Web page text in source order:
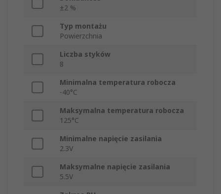
±2 %
Typ montażu
Powierzchnia
Liczba styków
8
Minimalna temperatura robocza
-40°C
Maksymalna temperatura robocza
125°C
Minimalne napięcie zasilania
2.3V
Maksymalne napięcie zasilania
5.5V